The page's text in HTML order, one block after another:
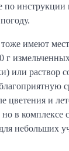
по
имеют
г
или раствор
цветения и
в комплексе с
небольших